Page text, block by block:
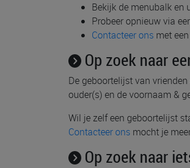
Bekijk de menubalk en
Probeer opnieuw via
Contacteer ons met
Op zoek naar
De geboortelijst van
ouder(s) en de voornaam &
Wil je zelf een geboortelijst
Contacteer ons mocht je
Op zoek naar